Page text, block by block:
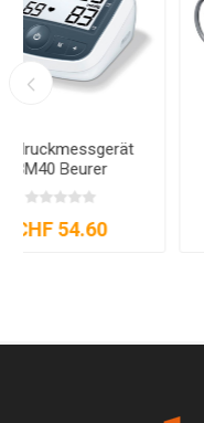
Blutzuckermessgerät
CHF 91.60